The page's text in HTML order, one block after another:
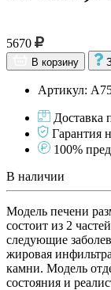
5670
В корзину
Артикул:
Доставка
Гарантия
100%
В наличии
Модель печени
состоит из 2
следующие
жировая
камни. Модель
состояния и